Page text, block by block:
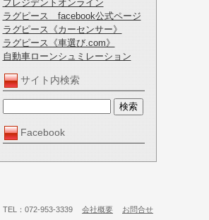
プレジデントオンライン
ラグピース facebook公式ページ
ラグピース《カーセンサー》
ラグピース《車選び.com》
自動車ローンシュミレーション
サイト内検索
Facebook
：072-953-3339 会社概要 お問合せ